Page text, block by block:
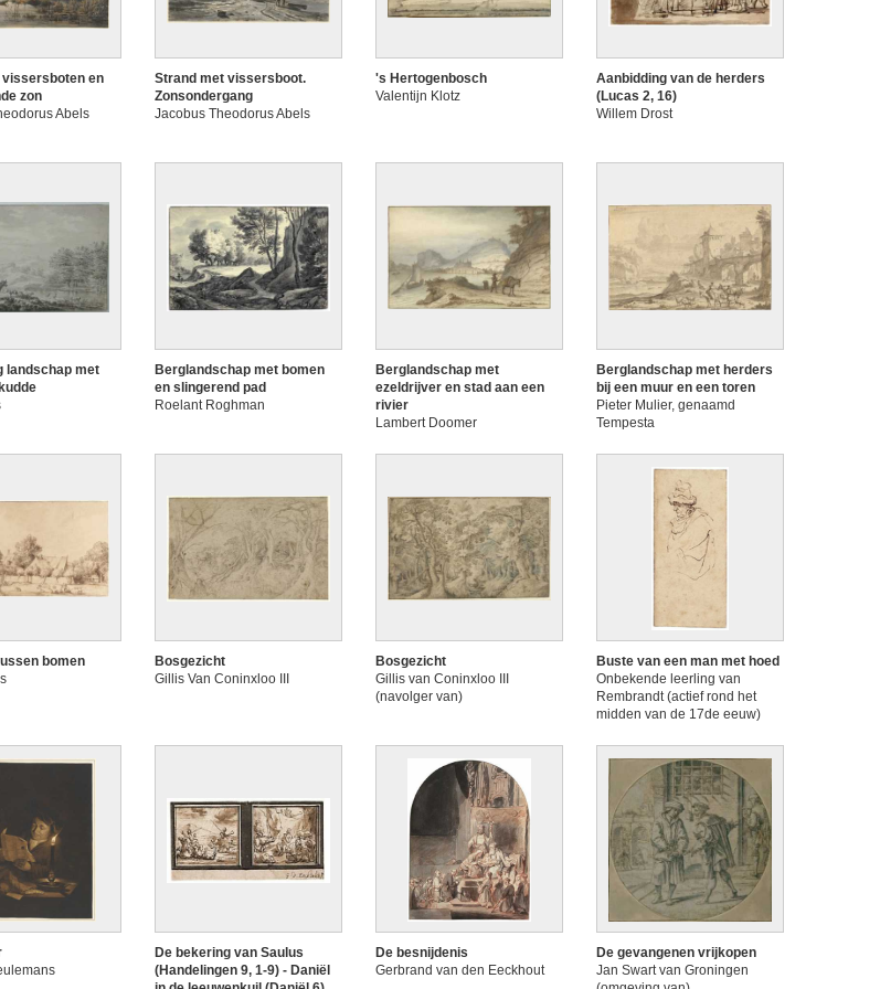
vissersboten en
zon
Abels
Strand met vissersboot.
Zonsondergang
Jacobus Theodorus Abels
's Hertogenbosch
Valentijn Klotz
Aanbidding van de herders
(Lucas 2, 16)
Willem Drost
landschap met
Berglandschap met bomen
en slingerend pad
Roelant Roghman
Berglandschap met
ezeldrijver en stad aan een
rivier
Lambert Doomer
Berglandschap met herders
bij een muur en een toren
Pieter Mulier, genaamd
Tempesta
bomen
Bosgezicht
Gillis Van Coninxloo III
Bosgezicht
Gillis van Coninxloo III
(navolger van)
Buste van een man met hoed
Onbekende leerling van
Rembrandt (actief rond het
midden van de 17de eeuw)
De bekering van Saulus
(Handelingen 9, 1-9) - Daniël
De besnijdenis
Gerbrand van den Eeckhout
De gevangenen vrijkopen
Jan Swart van Groningen